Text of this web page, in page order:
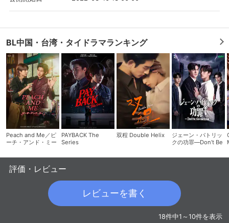
BL中国・台湾・タイドラマランキング
Peach and Me／ピ
ーチ・アンド・ミー
PAYBACK The
Series
双程 Double Helix
ジェーン・パトリッ
クの功罪―Don’t Be
評価・レビュー
レビューを書く
18件中1～10件を表示